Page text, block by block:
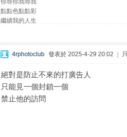
你尋你我尋我
點點色點點彩
繼續我的人生
4rphotoclub 發表於 2025-4-29 20:02
絕對是防止不來的打廣告人
只能見一個封鎖一個
禁止他的訪問